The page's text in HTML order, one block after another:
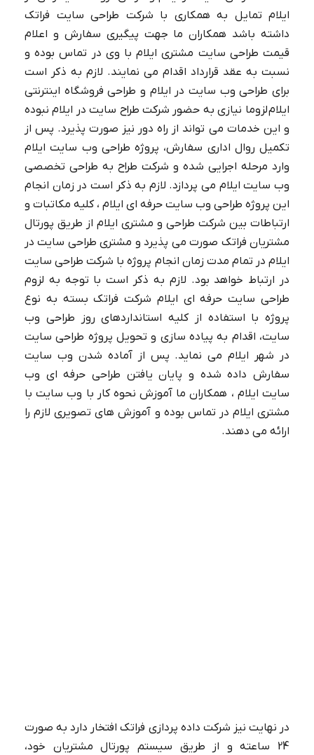
آموزش نوشتن درباره ما سایت✅【10
نمونه متن درباره شرکت】
ایلام تمایل به همکاری با شرکت طراحی سایت فراتک
داشته باشد همکاران ما جهت پیگیری سفارش و اعلام
قیمت طراحی سایت مشتری ایلام با وی در تماس بوده و
نسبت به عقد قرارداد اقدام می نمایند. لازم به ذکر است
برای طراحی وب سایت در ایلام و طراحی فروشگاه اینترنتی
ایلام لزوما نیازی به حضور شرکت طراح سایت در ایلام نبوده
و این خدمات می تواند از راه دور نیز صورت پذیرد. پس از
تکمیل روال اداری سفارش، پروژه طراحی وب سایت ایلام
وارد مرحله اجرایی شده و شرکت طراح به طراحی تخصصی
وب سایت ایلام می پردازد. لازم به ذکر است در زمان انجام
این پروژه طراحی وب سایت حرفه ای ایلام ، کلیه مکاتبات و
ارتباطات بین شرکت طراحی و مشتری ایلام از طریق پورتال
مشتریان فراتک صورت می پذیرد و مشتری طراحی سایت در
ایلام در تمام مدت زمان انجام پروژه با شرکت طراحی سایت
در ارتباط خواهد بود. لازم به ذکر است با توجه به لزوم
طراحی سایت حرفه ای ایلام شرکت فراتک بسته به نوع
پروژه با استفاده از کلیه استانداردهای روز طراحی وب
سایت، اقدام به پیاده سازی و تحویل پروژه طراحی سایت
در شهر ایلام می نماید. پس از آماده شدن وب سایت
سفارش داده شده و پایان یافتن طراحی حرفه ای وب
سایت ایلام ، همکاران ما آموزش نحوه کار با وب سایت با
مشتری ایلام در تماس بوده و آموزش های تصویری لازم را
ارائه می دهند.
در نهایت نیز شرکت داده پردازی فراتک افتخار دارد به صورت
24 ساعته و از طریق سیستم پورتال مشتریان خود،